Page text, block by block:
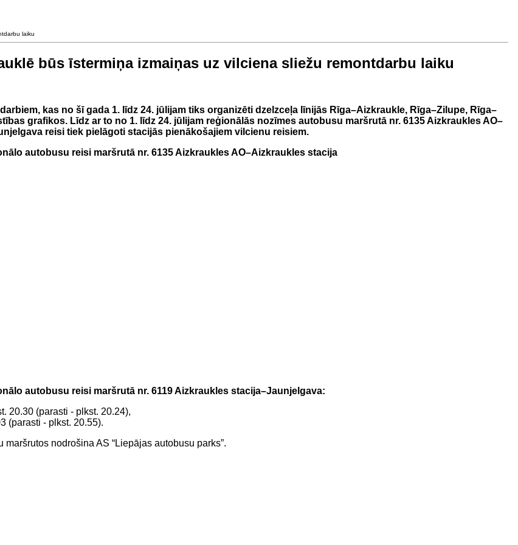
laiku
būs īstermiņa izmaiņas uz vilciena sliežu remontdarbu laiku
kas no šī gada 1. līdz 24. jūlijam tiks organizēti dzelzceļa līnijās Rīga–Aizkraukle, Rīga–Zilupe, Rīga–
grafikos. Līdz ar to no 1. līdz 24. jūlijam reģionālās nozīmes autobusu maršrutā nr. 6135 Aizkraukles AO–
reisi tiek pielāgoti stacijās pienākošajiem vilcienu reisiem.
autobusu reisi maršrutā nr. 6135 Aizkraukles AO–Aizkraukles stacija
autobusu reisi maršrutā nr. 6119 Aizkraukles stacija–Jaunjelgava:
20.30 (parasti - plkst. 20.24),
(parasti - plkst. 20.55).
nodrošina AS “Liepājas autobusu parks”.